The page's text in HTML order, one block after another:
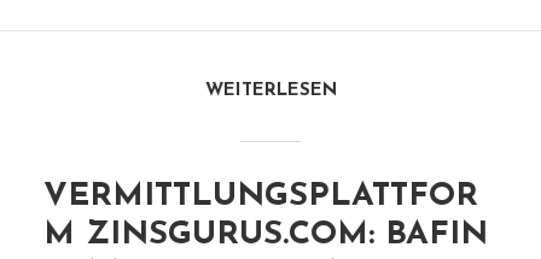
WEITERLESEN
VERMITTLUNGSPLATTFOR
M ZINSGURUS.COM: BAFIN